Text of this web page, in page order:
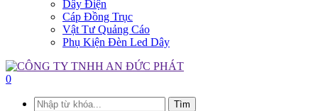
Dây Điện
Cáp Đồng Trục
Vật Tư Quảng Cáo
Phụ Kiện Đèn Led Dây
0
Tìm